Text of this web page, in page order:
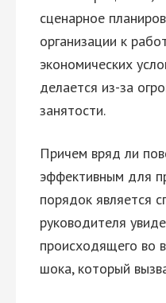
сценарное
организации к
экономических
делается из-за
занятости.
Причем вряд ли
эффективным для
порядок является
руководителя
происходящего во
шока, который